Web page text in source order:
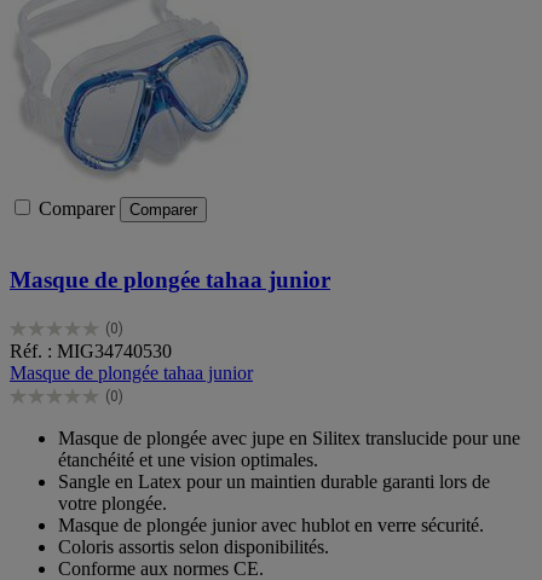
Comparer Comparer
Masque de plongée tahaa junior
(0)
0.0
sur
5
étoiles.
Réf. : MIG34740530
Masque de plongée tahaa junior
(0)
0.0
étoiles.
Masque de plongée avec jupe en Silitex translucide pour une
étanchéité et une vision optimales.
Sangle en Latex pour un maintien durable garanti lors de
votre plongée.
Masque de plongée junior avec hublot en verre sécurité.
Coloris assortis selon disponibilités.
Conforme aux normes CE.